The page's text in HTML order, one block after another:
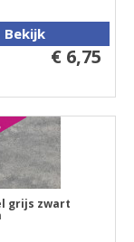
Bekijk
€ 6,75
grijs zwart